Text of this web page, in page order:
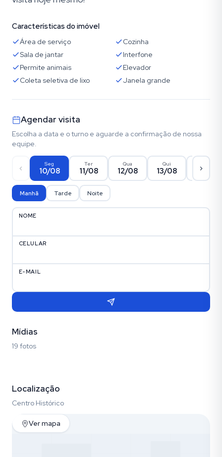
Características do imóvel
Área de serviço
Cozinha
Sala de jantar
Interfone
Permite animais
Elevador
Coleta seletiva de lixo
Janela grande
Agendar visita
Escolha a data e o turno e aguarde a confirmação de nossa
equipe.
Seg
10/08
Ter
11/08
Qua
12/08
Qui
13/08 14/08
Manhã Tarde Noite
NOME
CELULAR
E-MAIL
Mídias
19 fotos
Localização
Centro Histórico
Ver mapa